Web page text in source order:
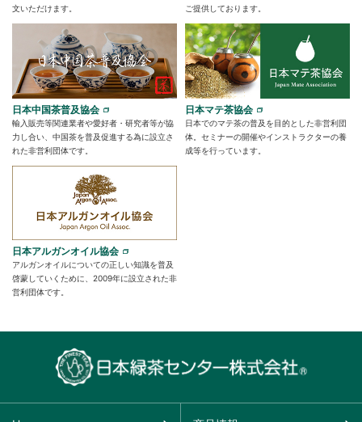
文いただけます。
ご提供しております。
日本中国茶普及協会
輸入販売等関連業者や愛好者・研究者等が協
力し合い、中国茶を普及促進する為に設立さ
れた非営利団体です。
日本マテ茶協会
日本でのマテ茶の普及を目的とした非営利団
体。セミナーの開催やインストラクターの養
成等を行っています。
日本アルガンオイル協会
アルガンオイルについての正しい知識を普及
啓蒙していくために、2009年に設立された非
営利団体です。